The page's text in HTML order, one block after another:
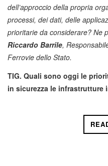
dell’approccio della propria
processi, dei dati, delle
prioritarie da considerare? Ne
Riccardo Barrile,
Ferrovie dello Stato.
TIG. Quali sono oggi le
in sicurezza le infrastrutture